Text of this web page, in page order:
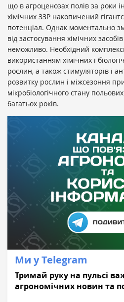
що в агроценозах полів за роки
хімічних ЗЗР накопичений
потенціал. Однак моментально
від застосування хімічних
неможливо. Необхідний
використанням хімічних і
рослин, а також стимуляторів і
розвитку рослин і міжсезоння
мікробіологічного стану
багатьох років.
Ми у Telegram
Тримай руку на пульсі
агрономічних новин та